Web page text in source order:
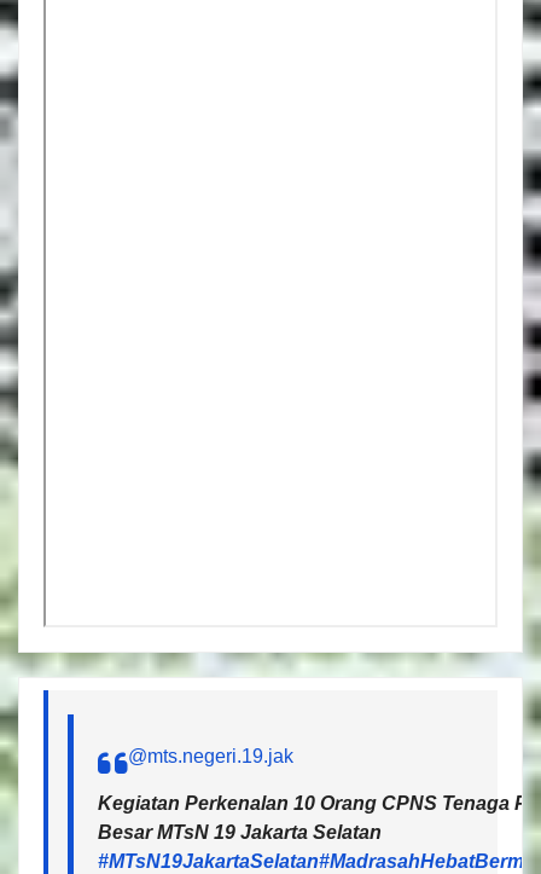
@mts.negeri.19.jak
Kegiatan Perkenalan 10 Orang CPNS Tenaga
Besar MTsN 19 Jakarta Selatan
#MTsN19JakartaSelatan